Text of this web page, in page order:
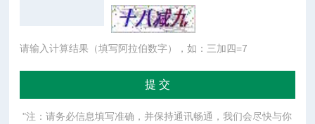
请输入计算结果（填写阿拉伯数字），如：三加四=7
"注：请务必信息填写准确，并保持通讯畅通，我们会尽快与你